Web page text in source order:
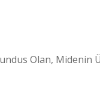
Olan, Midenin